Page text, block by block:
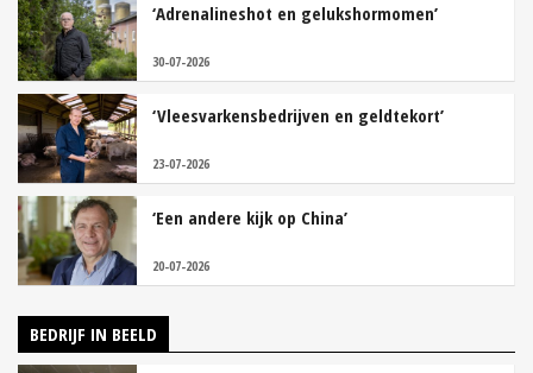
‘Adrenalineshot en gelukshormomen’
30-07-2026
‘Vleesvarkensbedrijven en geldtekort’
23-07-2026
‘Een andere kijk op China’
20-07-2026
BEDRIJF IN BEELD